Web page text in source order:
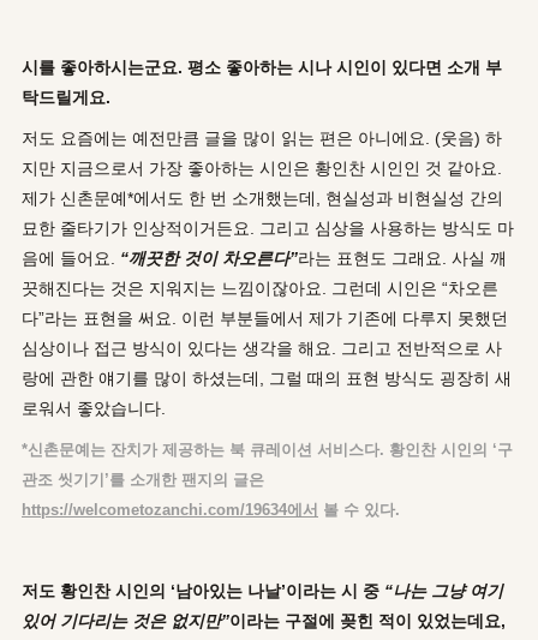
시를 좋아하시는군요. 평소 좋아하는 시나 시인이 있다면 소개 부
탁드릴게요.
저도 요즘에는 예전만큼 글을 많이 읽는 편은 아니에요. (웃음) 하
지만 지금으로서 가장 좋아하는 시인은 황인찬 시인인 것 같아요.
제가 신촌문예*에서도 한 번 소개했는데, 현실성과 비현실성 간의
묘한 줄타기가 인상적이거든요. 그리고 심상을 사용하는 방식도 마
음에 들어요. “깨끗한 것이 차오른다”라는 표현도 그래요. 사실 깨
끗해진다는 것은 지워지는 느낌이잖아요. 그런데 시인은 “차오른
다”라는 표현을 써요. 이런 부분들에서 제가 기존에 다루지 못했던
심상이나 접근 방식이 있다는 생각을 해요. 그리고 전반적으로 사
랑에 관한 얘기를 많이 하셨는데, 그럴 때의 표현 방식도 굉장히 새
로워서 좋았습니다.
*신촌문예는 잔치가 제공하는 북 큐레이션 서비스다. 황인찬 시인의 ‘구
관조 씻기기 ’를 소개한 팬지의 글은
https://welcometozanchi.com/19634에서 볼 수 있다.
저도 황인찬 시인의 ‘남아있는 나날’이라는 시 중 “나는 그냥 여기
있어 기다리는 것은 없지만”이라는 구절에 꽂힌 적이 있었는데요,